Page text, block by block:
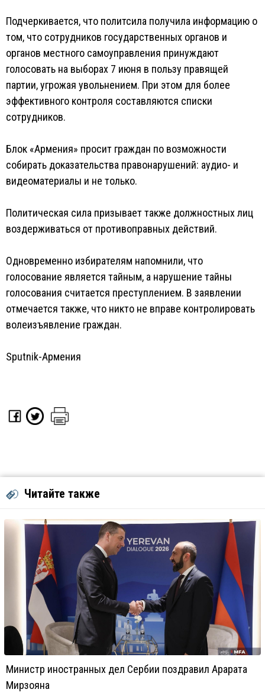
Подчеркивается, что политсила получила информацию о
том, что сотрудников государственных органов и
органов местного самоуправления принуждают
голосовать на выборах 7 июня в пользу правящей
партии, угрожая увольнением. При этом для более
эффективного контроля составляются списки
сотрудников.
Блок «Армения» просит граждан по возможности
собирать доказательства правонарушений: аудио- и
видеоматериалы и не только.
Политическая сила призывает также должностных лиц
воздерживаться от противоправных действий.
Одновременно избирателям напомнили, что
голосование является тайным, а нарушение тайны
голосования считается преступлением. В заявлении
отмечается также, что никто не вправе контролировать
волеизъявление граждан.
Sputnik-Армения
Читайте также
Министр иностранных дел Сербии поздравил Арарата
Мирзояна